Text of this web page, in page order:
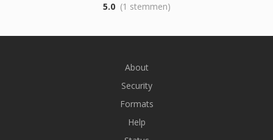
5.0 (1 stemmen)
About
Security
Formats
Help